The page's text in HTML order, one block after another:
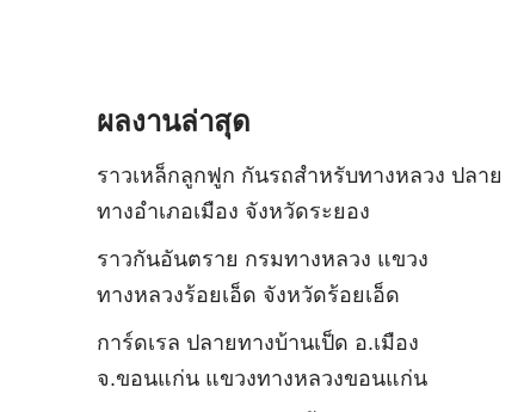
ผลงานล่าสุด
ราวเหล็กลูกฟูก กันรถสําหรับทางหลวง ปลาย
ทางอำเภอเมือง จังหวัดระยอง
ราวกันอันตราย กรมทางหลวง แขวง
ทางหลวงร้อยเอ็ด จังหวัดร้อยเอ็ด
การ์ดเรล ปลายทางบ้านเป็ด อ.เมือง
จ.ขอนแก่น แขวงทางหลวงขอนแก่น